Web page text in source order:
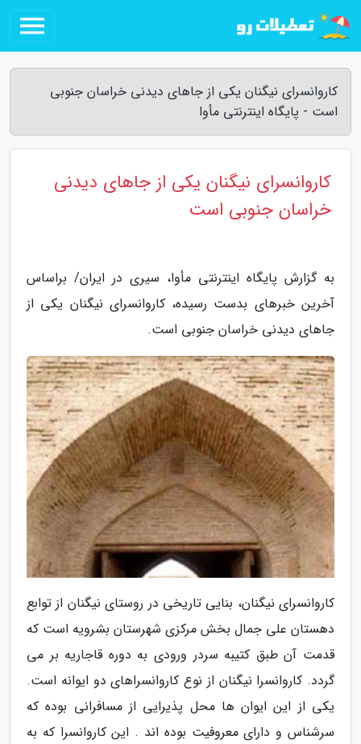
کاروانسرای نیگنان یکی از جاهای دیدنی خراسان جنوبی
است - پایگاه اینترنتی مأوا
کاروانسرای نیگنان یکی از جاهای دیدنی
خراسان جنوبی است
به گزارش پایگاه اینترنتی مأوا، سیری در ایران/ براساس
آخرین خبرهای بدست رسیده، کاروانسرای نیگنان یکی از
جاهای دیدنی خراسان جنوبی است.
کاروانسرای نیگنان، بنایی تاریخی در روستای نیگنان از توابع
دهستان علی جمال بخش مرکزی شهرستان بشرویه است که
قدمت آن طبق کتیبه سردر ورودی به دوره قاجاریه بر می
گردد. کاروانسرا نیگنان از نوع کاروانسراهای دو ایوانه است.
یکی از این ایوان ها محل پذیرایی از مسافرانی بوده که
سرشناس و دارای معروفیت بوده اند . این کاروانسرا که به